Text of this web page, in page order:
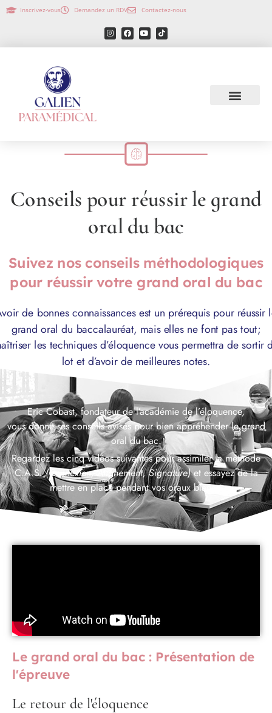
Inscrivez-vous Demandez un RDV Contactez-nous
Conseils pour réussir le grand
oral du bac
Suivez nos conseils méthodologiques
pour réussir votre grand oral du bac
de bonnes connaissances est un prérequis pour réussir
grand oral du baccalauréat, mais elles ne font pas tout;
les techniques d’éloquence vous permettra de sortir
lot et d’avoir de meilleures notes.
Eric Cobast, fondateur de l’académie de l’éloquence,
vous donne ses conseils avisés pour bien appréhender le grand
oral du bac.
Regardez les cinq vidéos suivantes pour assimiler la méthode
C.A.S.(Connexion, Alignement, Signature)et essayez de la
mettre en place pendant vos oraux blancs.
Le grand oral du bac : Présentation de
l'épreuve
Le retour de l'éloquence